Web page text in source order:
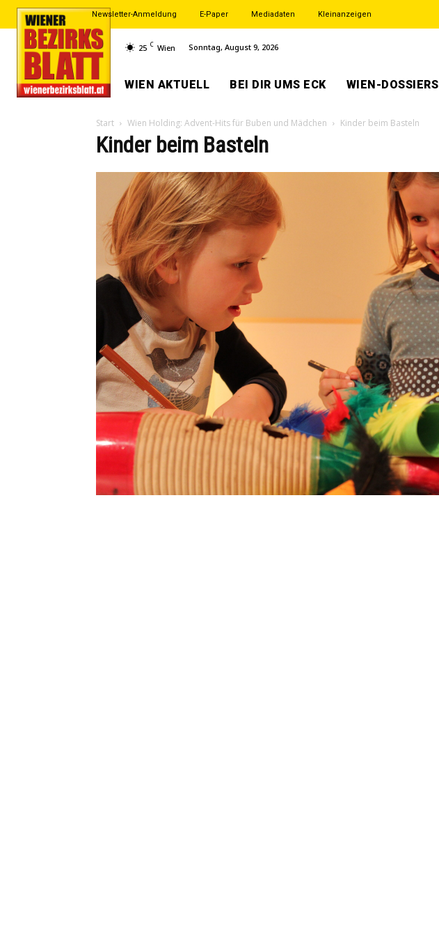
Newsletter-Anmeldung E-Paper Mediadaten Kleinanzeigen
25 C Wien Sonntag, August 9, 2026
WIEN AKTUELL BEI DIR UMS ECK WIEN-DOSSIERS
Start Wien Holding: Advent-Hits für Buben und Mädchen Kinder beim Basteln
Kinder beim Basteln